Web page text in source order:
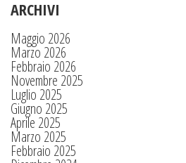
ARCHIVI
Maggio 2026
Marzo 2026
Febbraio 2026
Novembre 2025
Luglio 2025
Giugno 2025
Aprile 2025
Marzo 2025
Febbraio 2025